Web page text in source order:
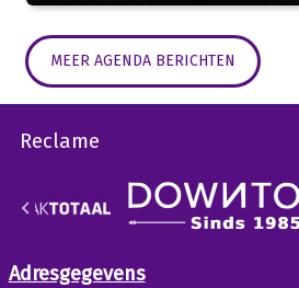
MEER AGENDA BERICHTEN
Reclame
Adresgegevens